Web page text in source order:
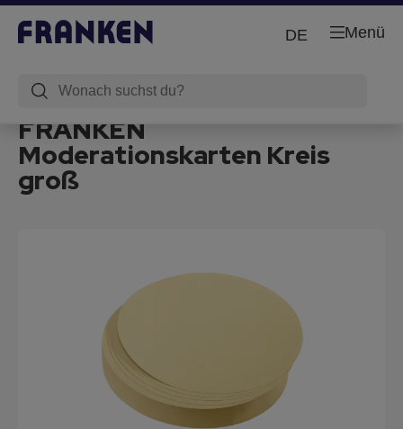
Menü
DE
FRANKEN
Moderationskarten Kreis
groß